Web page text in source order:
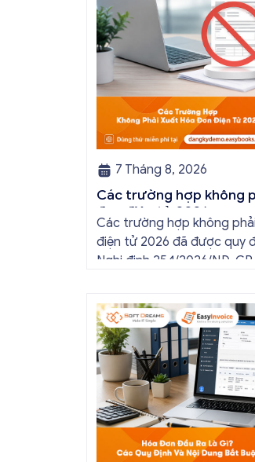
7 Tháng 8, 2026
Các trường hợp không
đơn điện tử 2026
Các trường hợp không
điện tử 2026 đã được quy
Nghị định 254/2026/NĐ-
quy định, tránh lập hóa
hoặc áp […]